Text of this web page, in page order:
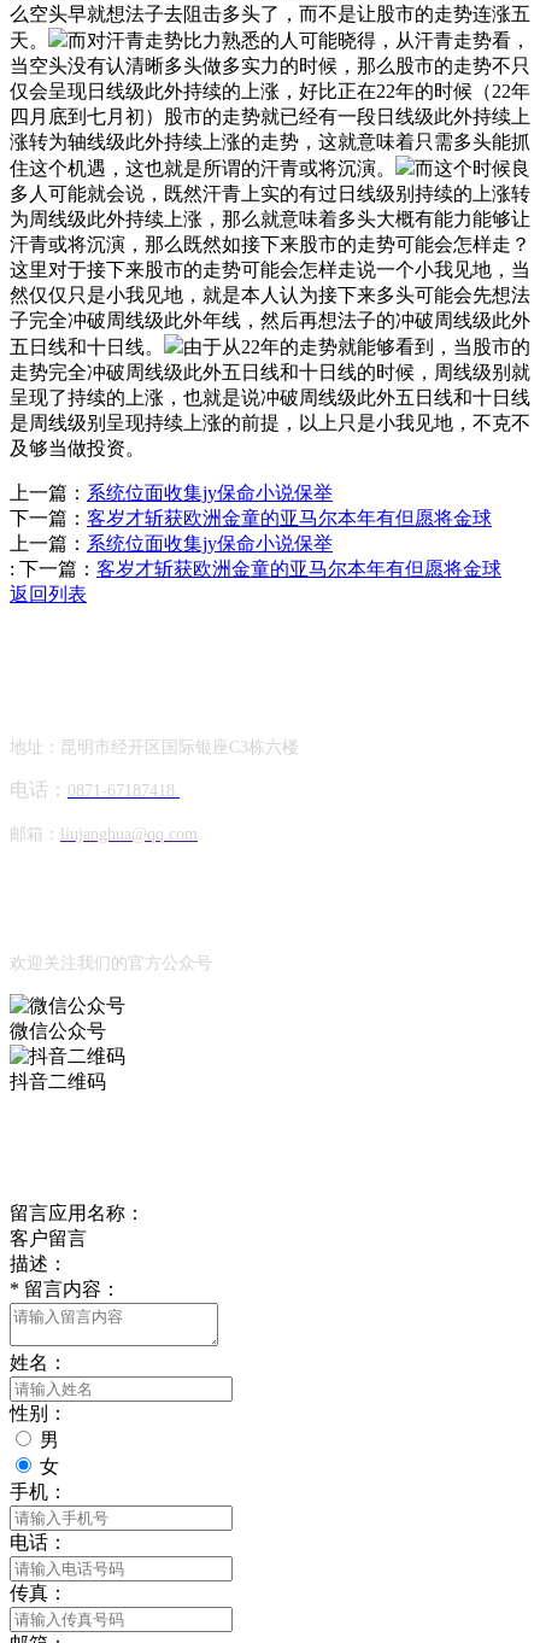
么空头早就想法子去阻击多头了，而不是让股市的走势连涨五
天。
而对汗青走势比力熟悉的人可能晓得，从汗青走势看，
当空头没有认清晰多头做多实力的时候，那么股市的走势不只
仅会呈现日线级此外持续的上涨，好比正在22年的时候（22年
四月底到七月初）股市的走势就已经有一段日线级此外持续上
涨转为轴线级此外持续上涨的走势，这就意味着只需多头能抓
住这个机遇，这也就是所谓的汗青或将沉演。
而这个时候良
多人可能就会说，既然汗青上实的有过日线级别持续的上涨转
为周线级此外持续上涨，那么就意味着多头大概有能力能够让
汗青或将沉演，那么既然如接下来股市的走势可能会怎样走？
这里对于接下来股市的走势可能会怎样走说一个小我见地，当
然仅仅只是小我见地，就是本人认为接下来多头可能会先想法
子完全冲破周线级此外年线，然后再想法子的冲破周线级此外
五日线和十日线。
由于从22年的走势就能够看到，当股市的
走势完全冲破周线级此外五日线和十日线的时候，周线级别就
呈现了持续的上涨，也就是说冲破周线级此外五日线和十日线
是周线级别呈现持续上涨的前提，以上只是小我见地，不克不
及够当做投资。
上一篇： 系统位面收集jy保命小说保举
下一篇： 客岁才斩获欧洲金童的亚马尔本年有但愿将金球
上一篇： 系统位面收集jy保命小说保举
: 下一篇： 客岁才斩获欧洲金童的亚马尔本年有但愿将金球
返回列表
地址：昆明市经开区国际银座C3栋六楼
电话： 0871-67187418
邮箱： liujanghua@qq.com
欢迎关注我们的官方公众号
微信公众号
抖音二维码
留言应用名称：
客户留言
描述：
* 留言内容：
姓名：
性别：
男
女
手机：
电话：
传真：